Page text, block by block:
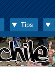
Tips